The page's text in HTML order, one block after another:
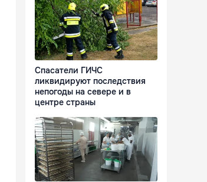
Спасатели ГИЧС
ликвидируют последствия
непогоды на севере и в
центре страны